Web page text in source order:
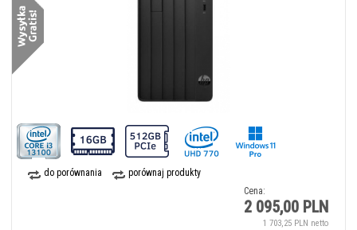
do porównania
porównaj produkty
Cena:
2 095,00 PLN
1 703,25 PLN netto